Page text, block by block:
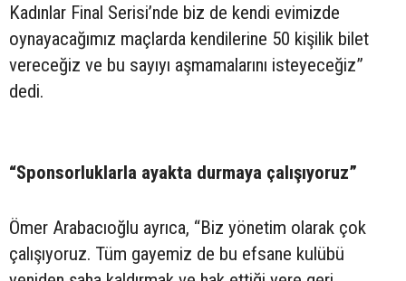
Kadınlar Final Serisi’nde biz de kendi evimizde
oynayacağımız maçlarda kendilerine 50 kişilik bilet
vereceğiz ve bu sayıyı aşmamalarını isteyeceğiz”
dedi.
“Sponsorluklarla ayakta durmaya çalışıyoruz”
Ömer Arabacıoğlu ayrıca, “Biz yönetim olarak çok
çalışıyoruz. Tüm gayemiz de bu efsane kulübü